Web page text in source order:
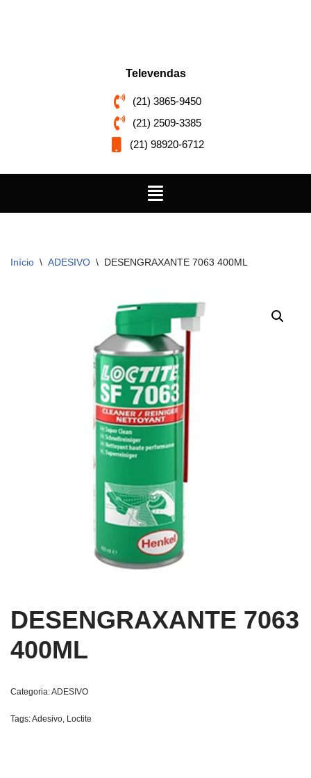
Televendas
(21) 3865-9450
(21) 2509-3385
(21) 98920-6712
Início \ ADESIVO \ DESENGRAXANTE 7063 400ML
DESENGRAXANTE 7063
400ML
Categoria:ADESIVO
Tags:Adesivo, Loctite